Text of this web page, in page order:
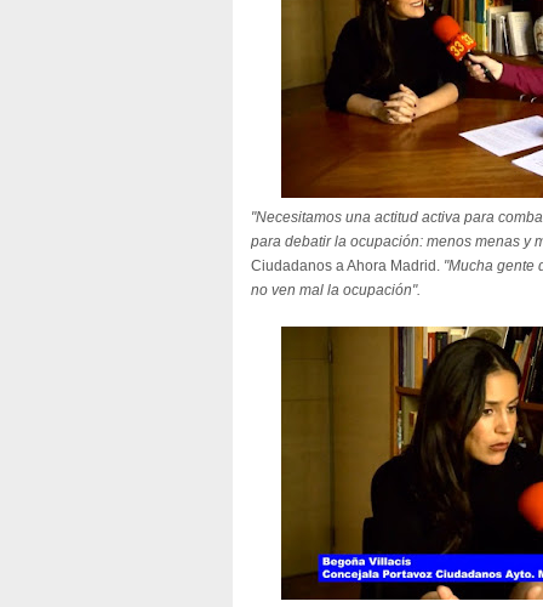
"Necesitamos una actitud activa para
para debatir la ocupación: menos menas y
Ciudadanos a Ahora Madrid. "Mucha gente
no ven mal la ocupación".